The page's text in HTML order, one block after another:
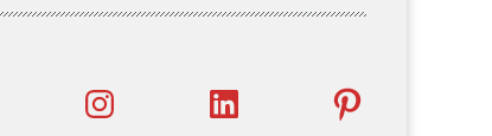
Instagram LinkedIn Pinterest